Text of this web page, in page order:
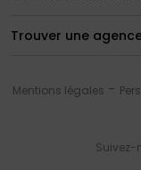
Trouver une
Suivez-
Mentions légales